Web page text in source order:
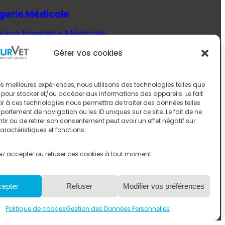
Gérer vos cookies
meilleures expériences, nous utilisons des technologies telles que
stocker et/ou accéder aux informations des appareils. Le fait
à ces technologies nous permettra de traiter des données telles
de navigation ou les ID uniques sur ce site. Le fait de ne
ou de retirer son consentement peut avoir un effet négatif sur
et fonctions.
accepter ou refuser ces cookies à tout moment.
Refuser Modifier vos préférences
Politique de cookiesGestion des Données Personnelles
Médicale
Imagerie Médicale
Plus (Imagerie Médicale)
Médecine Interne
Plus (Médecine Interne)
Plus (Neurologie)
Oncologie
Savoir Plus (Oncologie)